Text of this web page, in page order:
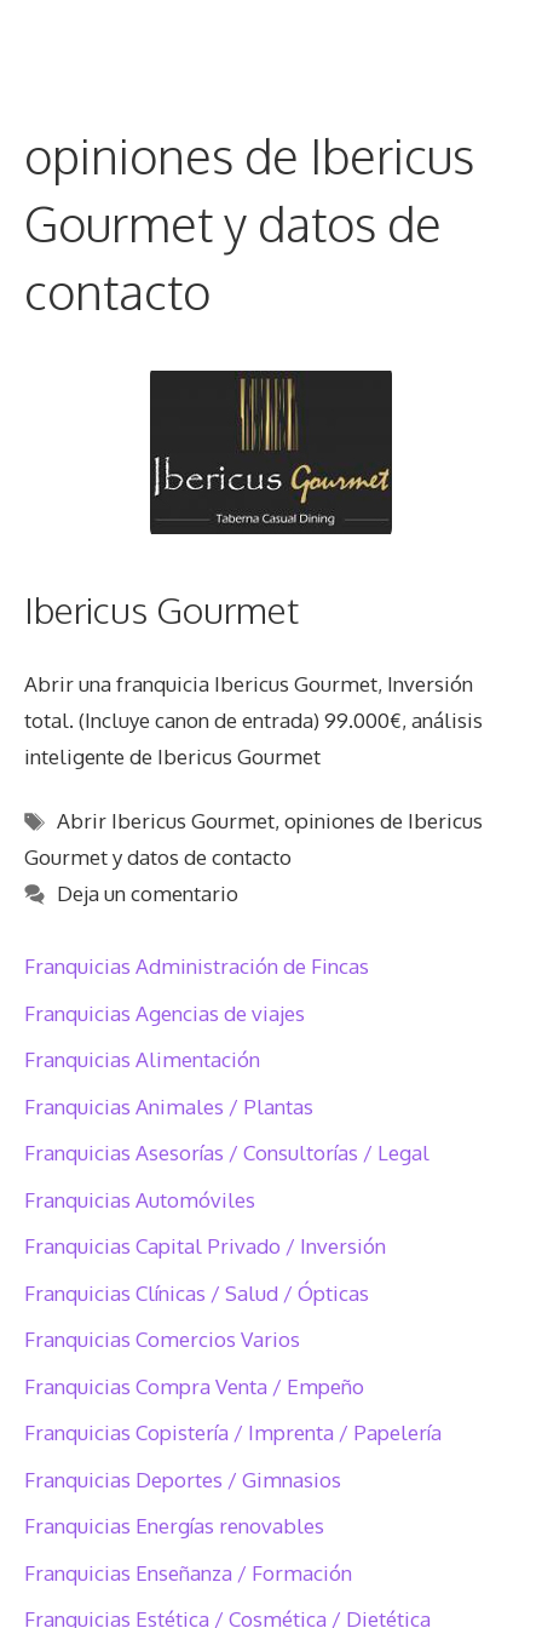
opiniones de Ibericus
Gourmet y datos de
contacto
Ibericus Gourmet
Abrir una franquicia Ibericus Gourmet, Inversión
total. (Incluye canon de entrada) 99.000€, análisis
inteligente de Ibericus Gourmet
Etiquetas
Abrir Ibericus Gourmet,opiniones de Ibericus
Gourmet y datos de contacto
Deja un comentario
Franquicias Administración de Fincas
Franquicias Agencias de viajes
Franquicias Alimentación
Franquicias Animales / Plantas
Franquicias Asesorías / Consultorías / Legal
Franquicias Automóviles
Franquicias Capital Privado / Inversión
Franquicias Clínicas / Salud / Ópticas
Franquicias Comercios Varios
Franquicias Compra Venta / Empeño
Franquicias Copistería / Imprenta / Papelería
Franquicias Deportes / Gimnasios
Franquicias Energías renovables
Franquicias Enseñanza / Formación
Franquicias Estética / Cosmética / Dietética